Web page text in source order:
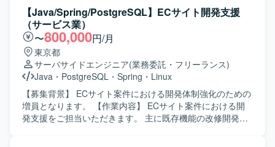
境】 JavaおよびSpring Frameworkを用いたサーバーサイド
開発を行います。 Git/GitHubによるバージョン管理のも
と、Dockerを利用したコンテナ環境で開発・テストを実施
いたします。
ートへの分岐追加を中心とした軽微改修を行い、既存Java
／Springシステムの改修からテストまでを単独で遂行して
いただきます。案件Bではクラウド基盤切り替えに伴うPoC
後の改修およびテスト工程を担当し、併せて調査、解析、
トラブルシュート業務にも対応していただきます。 【求め
る人物像】 与えられたタスクを責任感を持ってやり遂げる
ことができる方を求めています。既存システムの仕様をキ
ャッチアップし、自ら調査しながら課題解決に取り組める
方です。チームメンバーやリーダーと連携しながら円滑に
コミュニケーションを取れる方です。 【ポジションの魅
【Java/Spring/PostgreSQL】ECサイト開発支援
（サービス業）
〜800,000円/月
東京都
サーバサイドエンジニア(業務委託・フリーランス)
Java ・ PostgreSQL ・ Spring ・ Linux
【募集背景】 ECサイト案件における開発体制強化のための
増員となります。 【作業内容】 ECサイト案件における開
発支援をご担当いただきます。 主に既存機能の改修開発、